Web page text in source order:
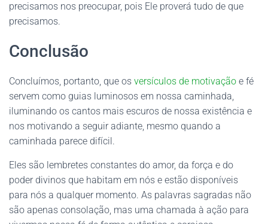
precisamos nos preocupar, pois Ele proverá tudo de que
precisamos.
Conclusão
Concluímos, portanto, que os versículos de motivação e fé
servem como guias luminosos em nossa caminhada,
iluminando os cantos mais escuros de nossa existência e
nos motivando a seguir adiante, mesmo quando a
caminhada parece difícil.
Eles são lembretes constantes do amor, da força e do
poder divinos que habitam em nós e estão disponíveis
para nós a qualquer momento. As palavras sagradas não
são apenas consolação, mas uma chamada à ação para